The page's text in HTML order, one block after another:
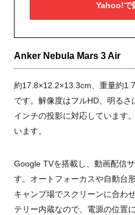
Yahoo!で
Anker Nebula Mars 3 Air
約17.8×12.2×13.3cm、重量約
です。解像度はフルHD、明る
インチの投影に対応しています
います。
Google TVを搭載し、動画配信
す。オートフォーカスや自動台
キャンプ場でスクリーンに合わ
テリー内蔵なので、電源の位置